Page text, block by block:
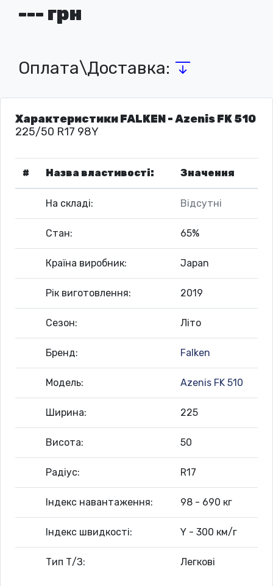
--- грн
Оплата\Доставка:
Характеристики FALKEN - Azenis FK 510
225/50 R17 98Y
# Назва властивості: Значення
На складі: Відсутні
Стан: 65%
Країна виробник: Japan
Рік виготовлення: 2019
Сезон: Літо
Бренд: Falken
Модель: Azenis FK 510
Ширина: 225
Висота: 50
Радіус: R17
Індекс навантаження: 98 - 690 кг
Індекс швидкості: Y - 300 км/г
Тип Т/З: Легкові